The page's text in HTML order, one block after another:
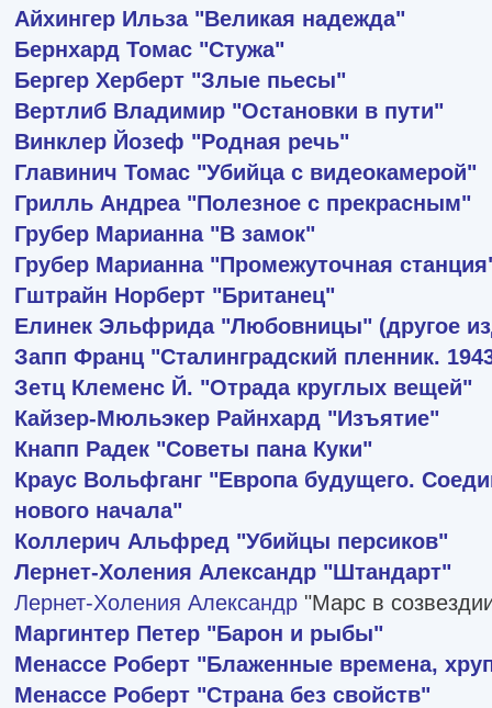
Айхингер Ильза "Великая надежда"
Бернхард Томас "Стужа"
Бергер Херберт "Злые пьесы"
Вертлиб Владимир "Остановки в пути"
Винклер Йозеф "Родная речь"
Главинич Томас "Убийца с видеокамерой"
Грилль Андреа "Полезное с прекрасным"
Грубер Марианна "В замок"
Грубер Марианна "Промежуточная
Гштрайн Норберт "Британец"
Елинек Эльфрида "Любовницы" (другое
Запп Франц "Сталинградский пленник.
Зетц Клеменс Й. "Отрада круглых вещей"
Кайзер-Мюльэкер Райнхард "Изъятие"
Кнапп Радек "Советы пана Куки"
Краус Вольфганг "Европа будущего.
нового начала"
Коллерич Альфред "Убийцы персиков"
Лернет-Холения Александр "Штандарт"
Лернет-Холения Александр "Марс в
Маргинтер Петер "Барон и рыбы"
Менассе Роберт "Блаженные времена,
Менассе Роберт "Страна без свойств"